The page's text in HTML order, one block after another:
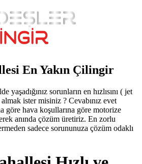
En Yakın Çilingir
yaşadığınız sorunların en hızlısını ( jet
almak ister misiniz ? Cevabınız evet
göre hava koşullarına göre motorize
anında çözüm üretiriz. En zorlu
sadece sorununuza çözüm odaklı